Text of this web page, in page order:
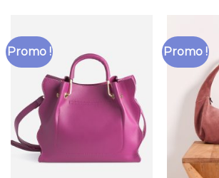
Promo ! Promo !